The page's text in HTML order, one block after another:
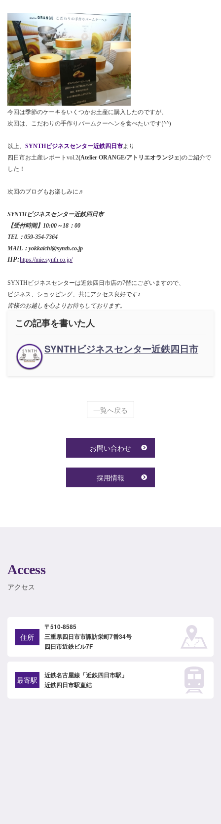
今回は季節のケーキをいくつかお土産に購入したのですが、
次回は、こだわりの手作りバームクーヘンを食べたいです(^^)
以上、 SYNTHビジネスセンター近鉄四日市より
四日市お土産レポートvol.2(Atelier ORANGE/アトリエオランジェ)のご紹介で
した！
次回のブログもお楽しみに♬
SYNTHビジネスセンター近鉄四日市
【受付時間】10:00～18：00
TEL：059-354-7364
MAIL：yokkaichi@synth.co.jp
HP:https://mie.synth.co.jp/
SYNTHビジネスセンターは近鉄四日市店の7偕にございますので、
ビジネス、ショッピング、共にアクセス良好です♪
皆様のお越しを心よりお待ちしております。
この記事を書いた人
SYNTHビジネスセンター近鉄四日市
一覧へ戻る
お問い合わせ
採用情報
Access
アクセス
住所
〒510-8585
三重県四日市市諏訪栄町7番34号
四日市近鉄ビル7F
最寄駅
近鉄名古屋線「近鉄四日市駅」
近鉄四日市駅直結